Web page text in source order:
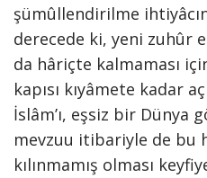
şümûllendirilme
derecede ki, yeni zuhûr
da hâriçte kalmaması
kapısı kıyâmete kadar
İslâm’ı, eşsiz bir Dünya
mevzuu itibariyle de bu
kılınmamış olması